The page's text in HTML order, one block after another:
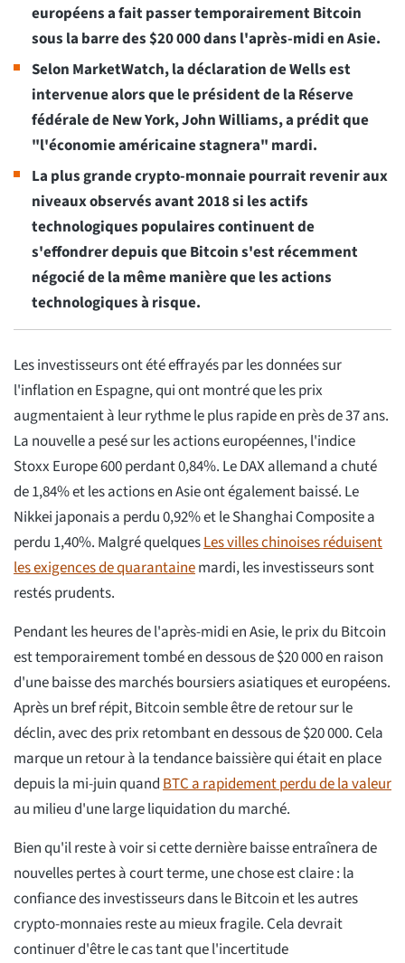
européens a fait passer temporairement Bitcoin
sous la barre des $20 000 dans l'après-midi en Asie.
Selon MarketWatch, la déclaration de Wells est
intervenue alors que le président de la Réserve
fédérale de New York, John Williams, a prédit que
"l'économie américaine stagnera" mardi.
La plus grande crypto-monnaie pourrait revenir aux
niveaux observés avant 2018 si les actifs
technologiques populaires continuent de
s'effondrer depuis que Bitcoin s'est récemment
négocié de la même manière que les actions
technologiques à risque.
Les investisseurs ont été effrayés par les données sur
l'inflation en Espagne, qui ont montré que les prix
augmentaient à leur rythme le plus rapide en près de 37 ans.
La nouvelle a pesé sur les actions européennes, l'indice
Stoxx Europe 600 perdant 0,84%. Le DAX allemand a chuté
de 1,84% et les actions en Asie ont également baissé. Le
Nikkei japonais a perdu 0,92% et le Shanghai Composite a
perdu 1,40%. Malgré quelquesLes villes chinoises réduisent
les exigences de quarantainemardi, les investisseurs sont
restés prudents.
Pendant les heures de l'après-midi en Asie, le prix du Bitcoin
est temporairement tombé en dessous de $20 000 en raison
d'une baisse des marchés boursiers asiatiques et européens.
Après un bref répit, Bitcoin semble être de retour sur le
déclin, avec des prix retombant en dessous de $20 000. Cela
marque un retour à la tendance baissière qui était en place
depuis la mi-juin quandBTC a rapidement perdu de la valeur
au milieu d'une large liquidation du marché.
Bien qu'il reste à voir si cette dernière baisse entraînera de
nouvelles pertes à court terme, une chose est claire : la
confiance des investisseurs dans le Bitcoin et les autres
crypto-monnaies reste au mieux fragile. Cela devrait
continuer d'être le cas tant que l'incertitude